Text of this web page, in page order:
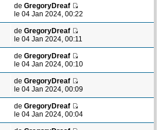
de GregoryDreaf
le 04 Jan 2024, 00:22
de GregoryDreaf
le 04 Jan 2024, 00:11
de GregoryDreaf
le 04 Jan 2024, 00:10
de GregoryDreaf
le 04 Jan 2024, 00:09
de GregoryDreaf
le 04 Jan 2024, 00:04